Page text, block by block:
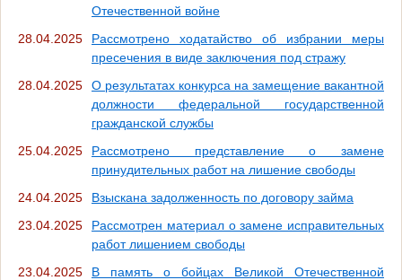
Отечественной войне
28.04.2025
Рассмотрено ходатайство об избрании меры
пресечения в виде заключения под стражу
28.04.2025
О результатах конкурса на замещение вакантной
должности федеральной государственной
гражданской службы
25.04.2025
Рассмотрено представление о замене
принудительных работ на лишение свободы
24.04.2025
Взыскана задолженность по договору займа
23.04.2025
Рассмотрен материал о замене исправительных
работ лишением свободы
23.04.2025
В память о бойцах Великой Отечественной